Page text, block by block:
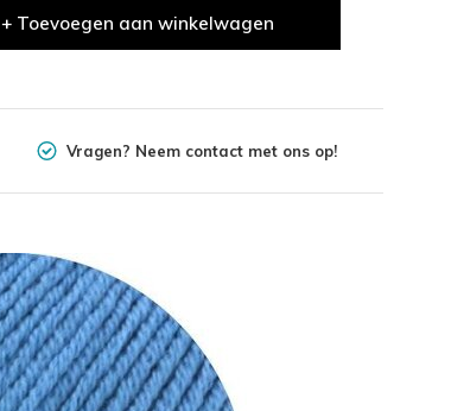
+ Toevoegen aan winkelwagen
Vragen? Neem contact met ons op!